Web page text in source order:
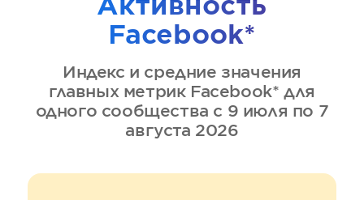
Активность
Facebook*
Индекс и средние значения
главных метрик Facebook* для
одного сообщества с 9 июля по 7
августа 2026